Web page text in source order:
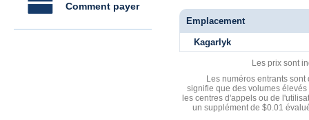
Comment payer
Emplacement
Kagarlyk
Les prix sont
Les numéros entrants
signifie que des volumes
les centres d'appels ou de
un supplément de $0.01